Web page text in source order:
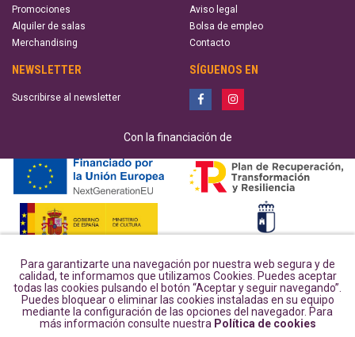
Para garantizarte una navegación por nuestra web segura y de
calidad, te informamos que utilizamos Cookies. Puedes aceptar
todas las cookies pulsando el botón “Aceptar y seguir navegando”.
Puedes bloquear o eliminar las cookies instaladas en su equipo
mediante la configuración de las opciones del navegador. Para
más información consulte nuestra Política de cookies
Promociones
Alquiler de salas
Merchandising
Aviso legal
Bolsa de empleo
Contacto
NEWSLETTER
Suscribirse al newsletter
SÍGUENOS EN
Con la financiación de